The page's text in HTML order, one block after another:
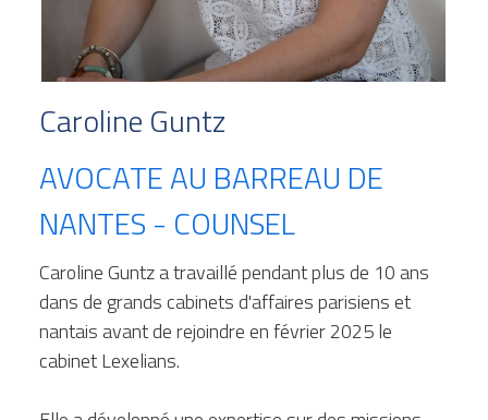
Caroline Guntz
AVOCATE AU BARREAU DE
NANTES - COUNSEL
Caroline Guntz a travaillé pendant plus de 10 ans
dans de grands cabinets d'affaires parisiens et
nantais avant de rejoindre en février 2025 le
cabinet Lexelians.